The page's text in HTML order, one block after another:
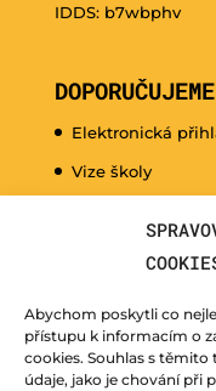
Abychom poskytli co
přístupu k informacím o
cookies. Souhlas s
údaje, jako je chování při
IDDS: b7wbphv
DOPORUČUJEME
Elektronická
Vize školy
Kurzy pro
Fotogalerie